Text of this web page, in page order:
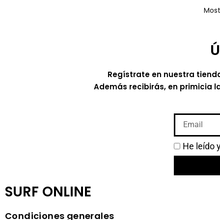
Regístrate en nuestra
Además recibirás, en primicia
He leído
SURF ONLINE
Condiciones generales